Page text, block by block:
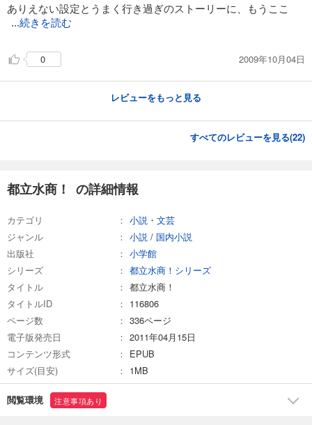
ありえない設定とうまく行き過ぎのストーリーに、もうここ
...続きを読む
0 2009年10月04日
レビューをもっと見る
すべてのレビューを見る(22)
都立水商！ の詳細情報
カテゴリ
小説・文芸
ジャンル
小説 / 国内小説
出版社
小学館
シリーズ
都立水商！シリーズ
タイトル
都立水商！
タイトルID
116806
ページ数
336ページ
電子版発売日
2011年04月15日
コンテンツ形式
EPUB
サイズ(目安)
1MB
閲覧環境 注意事項あり